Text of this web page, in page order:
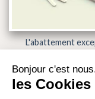
Bonjour c'est
les Cookies
L'abattement